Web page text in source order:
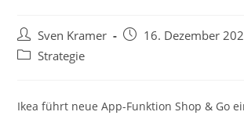
Sven Kramer
16. Dezember
Strategie
Ikea führt neue App-Funktion Shop & Go